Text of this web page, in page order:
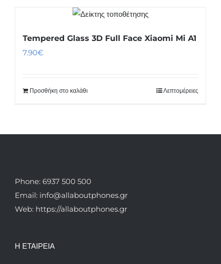
Tempered Glass 3D Full Face Xiaomi Mi A1
7.90€
Προσθήκη στο καλάθι Λεπτομέρειες
Phone: 6937 500 500
Email: info@allaboutphones.gr
Web: https://allaboutphones.gr
Η ΕΤΑΙΡΕΙΑ